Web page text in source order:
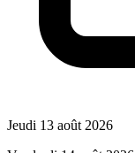
Jeudi 13 août 2026